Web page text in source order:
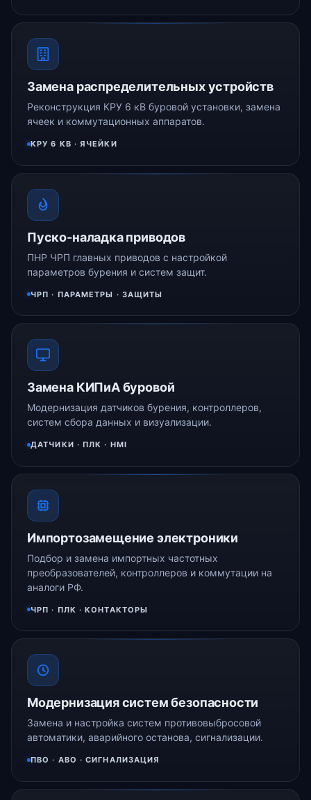
Замена распределительных устройств
Реконструкция КРУ 6 кВ буровой установки, замена
ячеек и коммутационных аппаратов.
КРУ 6 КВ · ЯЧЕЙКИ
Пуско-наладка приводов
ПНР ЧРП главных приводов с настройкой
параметров бурения и систем защит.
ЧРП · ПАРАМЕТРЫ · ЗАЩИТЫ
Замена КИПиА буровой
Модернизация датчиков бурения, контроллеров,
систем сбора данных и визуализации.
ДАТЧИКИ · ПЛК · HMI
Импортозамещение электроники
Подбор и замена импортных частотных
преобразователей, контроллеров и коммутации на
аналоги РФ.
ЧРП · ПЛК · КОНТАКТОРЫ
Модернизация систем безопасности
Замена и настройка систем противовыбросовой
автоматики, аварийного останова, сигнализации.
ПВО · АВО · СИГНАЛИЗАЦИЯ